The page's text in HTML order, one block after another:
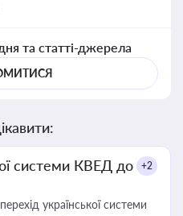
та статті-джерела
системи КВЕД до
+2
української системи